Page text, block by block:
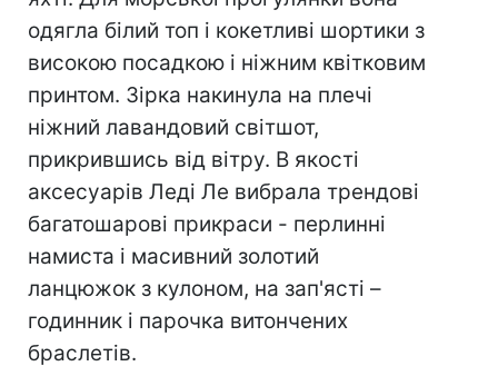
одягла білий топ і кокетливі шортики з
високою посадкою і ніжним квітковим
принтом. Зірка накинула на плечі
ніжний лавандовий світшот,
прикрившись від вітру. В якості
аксесуарів Леді Ле вибрала трендові
багатошарові прикраси - перлинні
намиста і масивний золотий
ланцюжок з кулоном, на зап'ясті –
годинник і парочка витончених
браслетів.